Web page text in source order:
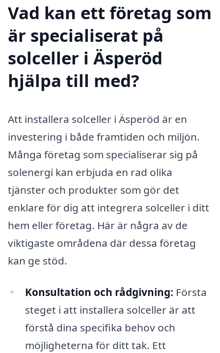
Vad kan ett företag som
är specialiserat på
solceller i Äsperöd
hjälpa till med?
Att installera solceller i Äsperöd är en
investering i både framtiden och miljön.
Många företag som specialiserar sig på
solenergi kan erbjuda en rad olika
tjänster och produkter som gör det
enklare för dig att integrera solceller i ditt
hem eller företag. Här är några av de
viktigaste områdena där dessa företag
kan ge stöd.
Konsultation och rådgivning: Första
steget i att installera solceller är att
förstå dina specifika behov och
möjligheterna för ditt tak. Ett